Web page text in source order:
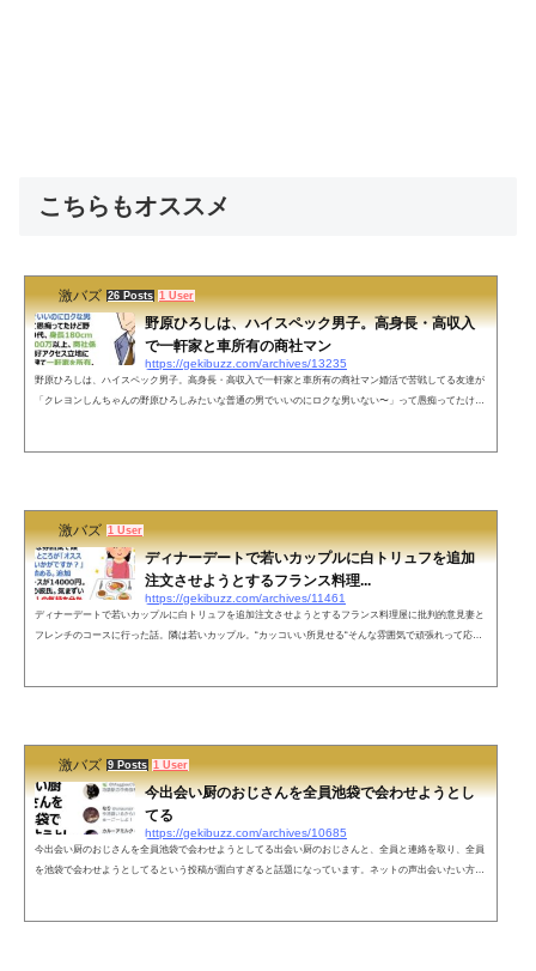
こちらもオススメ
激バズ 26 Posts 1 User
野原ひろしは、ハイスペック男子。高身長・高収入
で一軒家と車所有の商社マン
https://gekibuzz.com/archives/13235
野原ひろしは、ハイスペック男子。高身長・高収入で一軒家と車所有の商社マン婚活で苦戦してる友達が
「クレヨンしんちゃんの野原ひろしみたいな普通の男でいいのにロクな男いない〜」って愚痴ってたけど
激バズ 1 User
ディナーデートで若いカップルに白トリュフを追加
注文させようとするフランス料理...
https://gekibuzz.com/archives/11461
ディナーデートで若いカップルに白トリュフを追加注文させようとするフランス料理屋に批判的意見妻と
フレンチのコースに行った話。隣は若いカップル。“カッコいい所見せる“そんな雰囲気で頑張れって応
激バズ 9 Posts 1 User
今出会い厨のおじさんを全員池袋で会わせようとし
てる
https://gekibuzz.com/archives/10685
今出会い厨のおじさんを全員池袋で会わせようとしてる出会い厨のおじさんと、全員と連絡を取り、全員
を池袋で会わせようとしてるという投稿が面白すぎると話題になっています。ネットの声出会いたい方の